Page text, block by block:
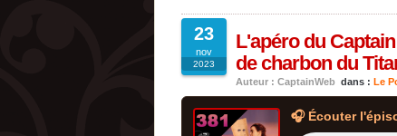
23
nov
2023
L'apéro du
de charbon du
Auteur : CaptainWeb dans : Le
🎧 Écouter